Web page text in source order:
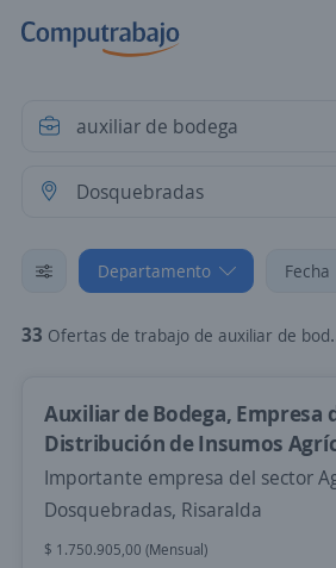
Departamento Fecha
33 Ofertas de trabajo de auxiliar de bodega en Dosquebradas, Risaralda
Auxiliar de Bodega, Empresa
Distribución de Insumos
Importante empresa del sector
Dosquebradas, Risaralda
$ 1.750.905,00 (Mensual)